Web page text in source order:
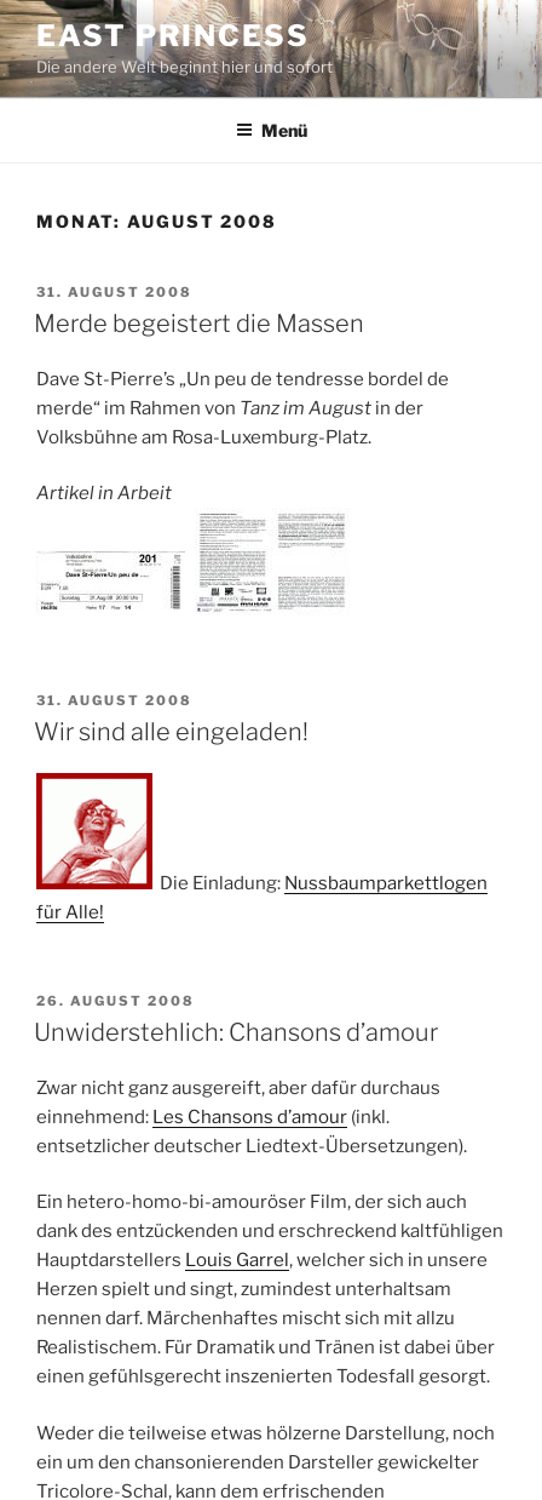
Zum
Inhalt
springen
EAST PRINCESS
Die andere Welt beginnt hier und sofort
Menü
MONAT: AUGUST 2008
VERÖFFENTLICHT
AM
31. AUGUST 2008
Merde begeistert die Massen
Dave St-Pierre’s „Un peu de tendresse bordel de
merde“ im Rahmen von Tanz im August in der
Volksbühne am Rosa-Luxemburg-Platz.
Artikel in Arbeit
VERÖFFENTLICHT
AM
31. AUGUST 2008
Wir sind alle eingeladen!
Die Einladung: Nussbaumparkettlogen
für Alle!
VERÖFFENTLICHT
AM
26. AUGUST 2008
Unwiderstehlich: Chansons d’amour
Zwar nicht ganz ausgereift, aber dafür durchaus
einnehmend: Les Chansons d’amour (inkl.
entsetzlicher deutscher Liedtext-Übersetzungen).
Ein hetero-homo-bi-amouröser Film, der sich auch
dank des entzückenden und erschreckend kaltfühligen
Hauptdarstellers Louis Garrel, welcher sich in unsere
Herzen spielt und singt, zumindest unterhaltsam
nennen darf. Märchenhaftes mischt sich mit allzu
Realistischem. Für Dramatik und Tränen ist dabei über
einen gefühlsgerecht inszenierten Todesfall gesorgt.
Weder die teilweise etwas hölzerne Darstellung, noch
ein um den chansonierenden Darsteller gewickelter
Tricolore-Schal, kann dem erfrischenden